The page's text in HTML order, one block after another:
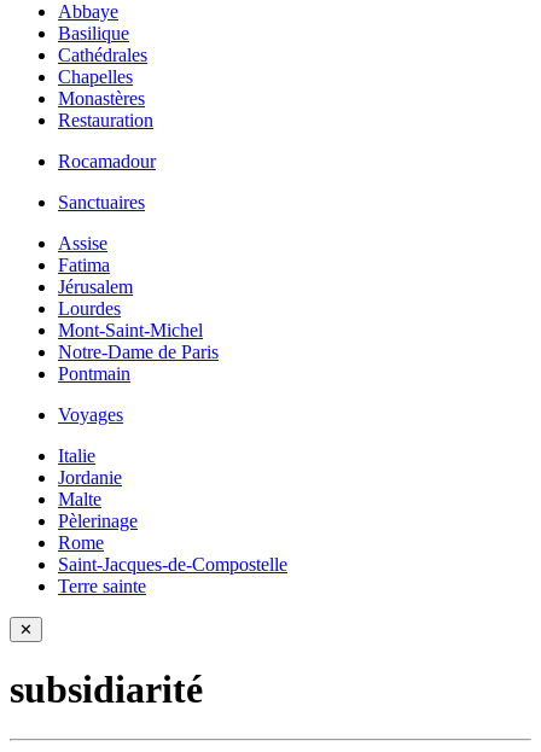
Abbaye
Basilique
Cathédrales
Chapelles
Monastères
Restauration
Rocamadour
Sanctuaires
Assise
Fatima
Jérusalem
Lourdes
Mont-Saint-Michel
Notre-Dame de Paris
Pontmain
Voyages
Italie
Jordanie
Malte
Pèlerinage
Rome
Saint-Jacques-de-Compostelle
Terre sainte
✕
subsidiarité